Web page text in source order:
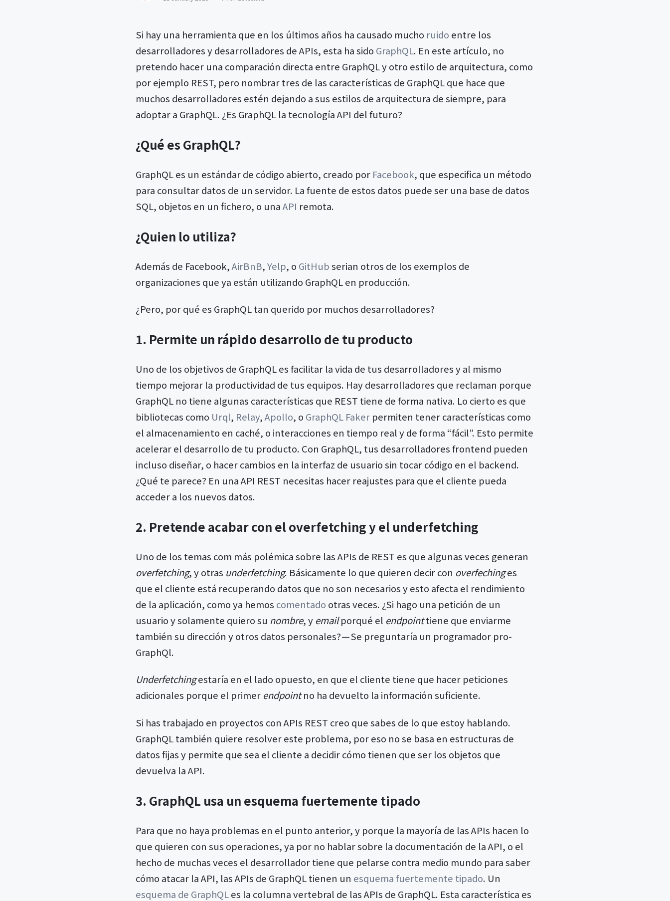
Si hay una herramienta que en los últimos años ha causado mucho ruido entre los
desarrolladores y desarrolladores de APIs, esta ha sido GraphQL. En este artículo, no
pretendo hacer una comparación directa entre GraphQL y otro estilo de arquitectura, como
por ejemplo REST, pero nombrar tres de las características de GraphQL que hace que
muchos desarrolladores estén dejando a sus estilos de arquitectura de siempre, para
adoptar a GraphQL. ¿Es GraphQL la tecnología API del futuro?
¿Qué es GraphQL?
GraphQL es un estándar de código abierto, creado por Facebook, que especifica un método
para consultar datos de un servidor. La fuente de estos datos puede ser una base de datos
SQL, objetos en un fichero, o unaAPI remota.
¿Quien lo utiliza?
Además de Facebook,AirBnB,Yelp, o GitHubserian otros de los exemplos de
organizaciones que ya están utilizando GraphQL en producción.
¿Pero, por qué es GraphQL tan querido por muchos desarrolladores?
1. Permite un rápido desarrollo de tu producto
Uno de los objetivos de GraphQL es facilitar la vida de tus desarrolladores y al mismo
tiempo mejorar la productividad de tus equipos. Hay desarrolladores que reclaman porque
GraphQL no tiene algunas características que REST tiene de forma nativa. Lo cierto es que
bibliotecas como Urql, Relay,Apollo, o GraphQL Faker permiten tener características como
el almacenamiento en caché, o interacciones en tiempo real y de forma “fácil”. Esto permite
acelerar el desarrollo de tu producto. Con GraphQL, tus desarrolladores frontend pueden
incluso diseñar, o hacer cambios en la interfaz de usuario sin tocar código en el backend.
¿Qué te parece? En una API REST necesitas hacer reajustes para que el cliente pueda
acceder a los nuevos datos.
2. Pretende acabar con el overfetching y el underfetching
Uno de los temas com más polémica sobre las APIs de REST es que algunas veces generan
overfetching, y otras underfetching. Básicamente lo que quieren decir con overfechinges
que el cliente está recuperando datos que no son necesarios y esto afecta el rendimiento
de la aplicación, como ya hemos comentado otras veces. ¿Si hago una petición de un
usuario y solamente quiero su nombre, y emailporqué el endpointtiene que enviarme
también su dirección y otros datos personales? — Se preguntaría un programador pro-
GraphQl.
Underfetchingestaría en el lado opuesto, en que el cliente tiene que hacer peticiones
adicionales porque el primer endpointno ha devuelto la información suficiente.
Si has trabajado en proyectos con APIs REST creo que sabes de lo que estoy hablando.
GraphQL también quiere resolver este problema, por eso no se basa en estructuras de
datos fijas y permite que sea el cliente a decidir cómo tienen que ser los objetos que
devuelva la API.
3. GraphQL usa un esquema fuertemente tipado
Para que no haya problemas en el punto anterior, y porque la mayoría de las APIs hacen lo
que quieren con sus operaciones, ya por no hablar sobre la documentación de la API, o el
hecho de muchas veces el desarrollador tiene que pelarse contra medio mundo para saber
cómo atacar la API, las APIs de GraphQL tienen un esquema fuertemente tipado. Un
esquema de GraphQLes la columna vertebral de las APIs de GraphQL. Esta característica es